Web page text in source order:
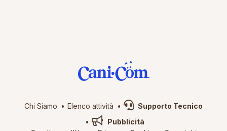
Chi Siamo Elenco attività
Supporto Tecnico
Pubblicità